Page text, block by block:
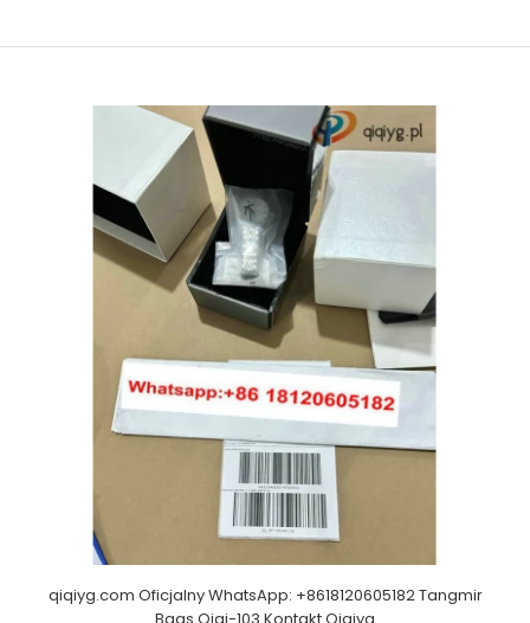
qiqiyg.com Oficjalny WhatsApp: +8618120605182 Tangmir